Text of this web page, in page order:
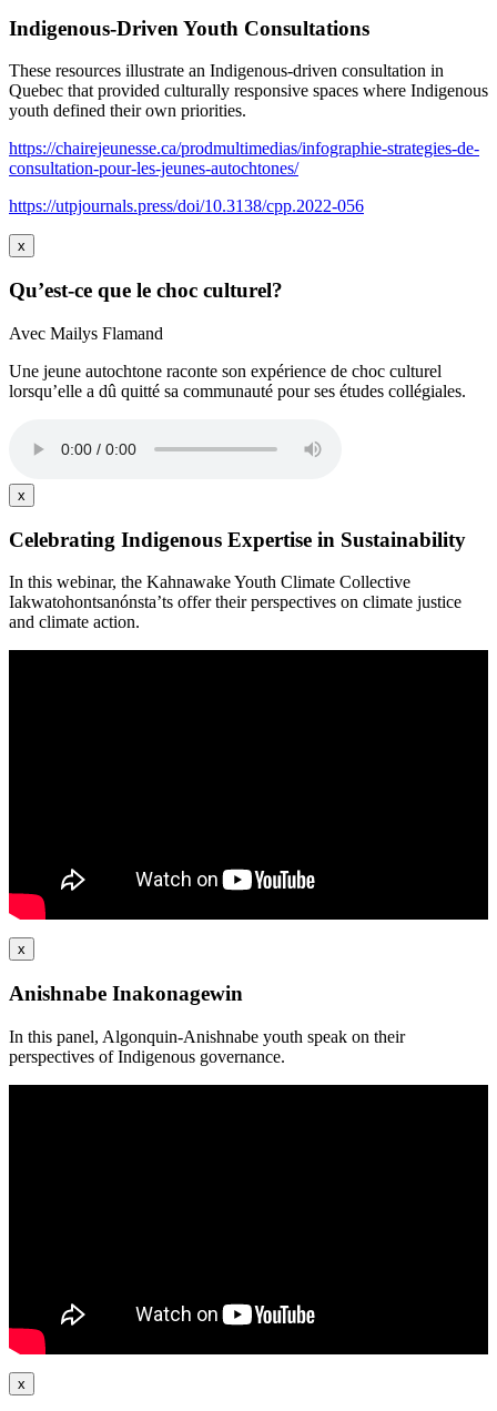
Indigenous-Driven Youth Consultations
These resources illustrate an Indigenous-driven consultation in
Quebec that provided culturally responsive spaces where Indigenous
youth defined their own priorities.
https://chairejeunesse.ca/prodmultimedias/infographie-strategies-de-
consultation-pour-les-jeunes-autochtones/
https://utpjournals.press/doi/10.3138/cpp.2022-056
x
Qu’est-ce que le choc culturel?
Avec Mailys Flamand
Une jeune autochtone raconte son expérience de choc culturel
lorsqu’elle a dû quitté sa communauté pour ses études collégiales.
x
Celebrating Indigenous Expertise in Sustainability
In this webinar, the Kahnawake Youth Climate Collective
Iakwatohontsanónsta’ts offer their perspectives on climate justice
and climate action.
x
Anishnabe Inakonagewin
In this panel, Algonquin-Anishnabe youth speak on their
perspectives of Indigenous governance.
x